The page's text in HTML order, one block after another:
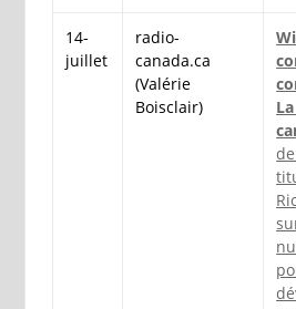
14-
juillet
radio-
canada.ca
(Valérie
Boisclair)